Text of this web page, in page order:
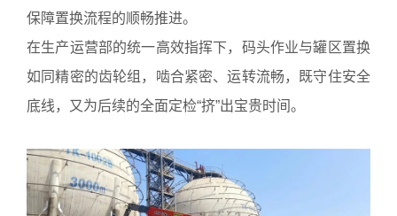
保障置换流程的顺畅推进。
在生产运营部的统一高效指挥下，码头作业与罐区置换
如同精密的齿轮组，啮合紧密、运转流畅，既守住安全
底线，又为后续的全面定检“挤”出宝贵时间。